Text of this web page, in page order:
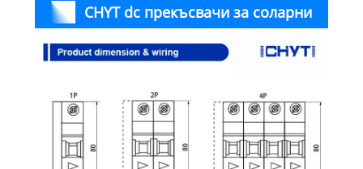
CHYT dc прекъсвачи за соларни
панели Размери и окабеляване